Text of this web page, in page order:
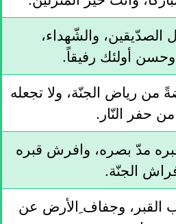
الصدّيقين، والشّهداء،
وحسن أولئك رفيقاً.
من رياض الجنّة، ولا تجعله
حفر النّار.
مدّ بصره، وافرش قبره
الجنّة.
القبر، وجفاف ِالأرض عن